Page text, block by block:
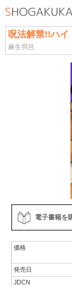
呪法解禁!!ハ
麻生羽呂
電子書籍を
価格
発売日
JDCN